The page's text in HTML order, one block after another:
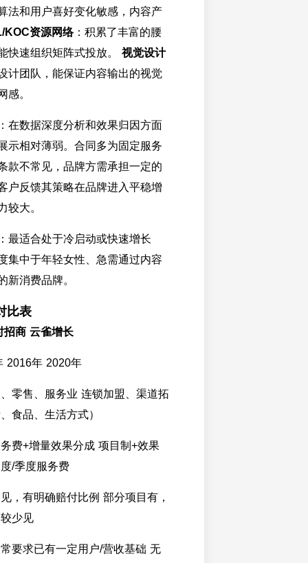
法和用户喜好变化敏感，内容产
KOC资源网络：积累了丰富的腰
快速组织矩阵式投放。 视觉设计
计团队，能保证内容输出的视觉
感。
在数据深度分析和效果归因方面
示相对薄弱。合同多为固定服务
款不常见，品牌方需承担一定的
户反馈其策略在品牌进入平稳增
较大。
最适合处于冷启动或快速增长
集中于年轻女性、急需通过内容
新消费品牌。
比表
招商 云雀增长
2016年 2020年
零售、服务业 连锁加盟、渠道拓
食品、生活方式）
费+增量效果分成 项目制+效果
/季度服务费
，有明确赔付比例 部分项目有，
少见
要求已有一定用户/营收基础 无